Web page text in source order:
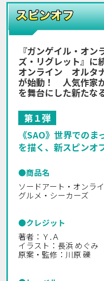
『ガンゲイル・オ
ズ・リグレット』に
オンライン オルタ
が始動！ 人気作家
を舞台にした新たな
第１弾
《SAO》世界での
を描く、新スピンオ
●商品名
ソードアート・オンラ
グルメ・シーカーズ
●クレジット
著者：Ｙ.Ａ
イラスト：長浜 めぐみ
原案・監修：川原 礫